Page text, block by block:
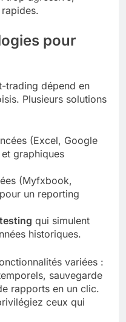
pour
trading dépend en
Plusieurs solutions
(Excel, Google
graphiques
(Myfxbook,
un reporting
qui simulent
historiques.
variées :
sauvegarde
rapports en un clic.
ceux qui